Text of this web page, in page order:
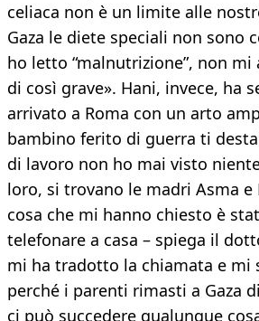
celiaca non è un limite alle
Gaza le diete speciali non sono
ho letto “malnutrizione”, non
di così grave». Hani, invece, ha
arrivato a Roma con un arto
bambino ferito di guerra ti
di lavoro non ho mai visto
loro, si trovano le madri Asma e
cosa che mi hanno chiesto è
telefonare a casa – spiega il
mi ha tradotto la chiamata e mi
perché i parenti rimasti a Gaza
ci può succedere qualunque